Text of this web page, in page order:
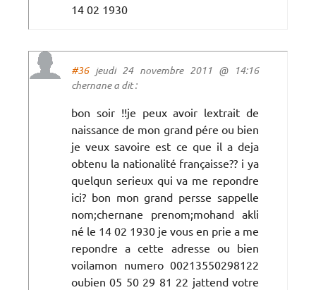
14 02 1930
#36jeudi 24 novembre 2011 @ 14:16
chernane a dit :
bon soir !!je peux avoir lextrait de
naissance de mon grand pére ou bien
je veux savoire est ce que il a deja
obtenu la nationalité françaisse?? i ya
quelqun serieux qui va me repondre
ici? bon mon grand persse sappelle
nom;chernane prenom;mohand akli
né le 14 02 1930 je vous en prie a me
repondre a cette adresse ou bien
voilamon numero 00213550298122
oubien 05 50 29 81 22 jattend votre